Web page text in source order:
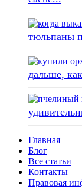
тюльпаны
дальше,
Главная
Блог
Все статьи
Контакты
Правовая